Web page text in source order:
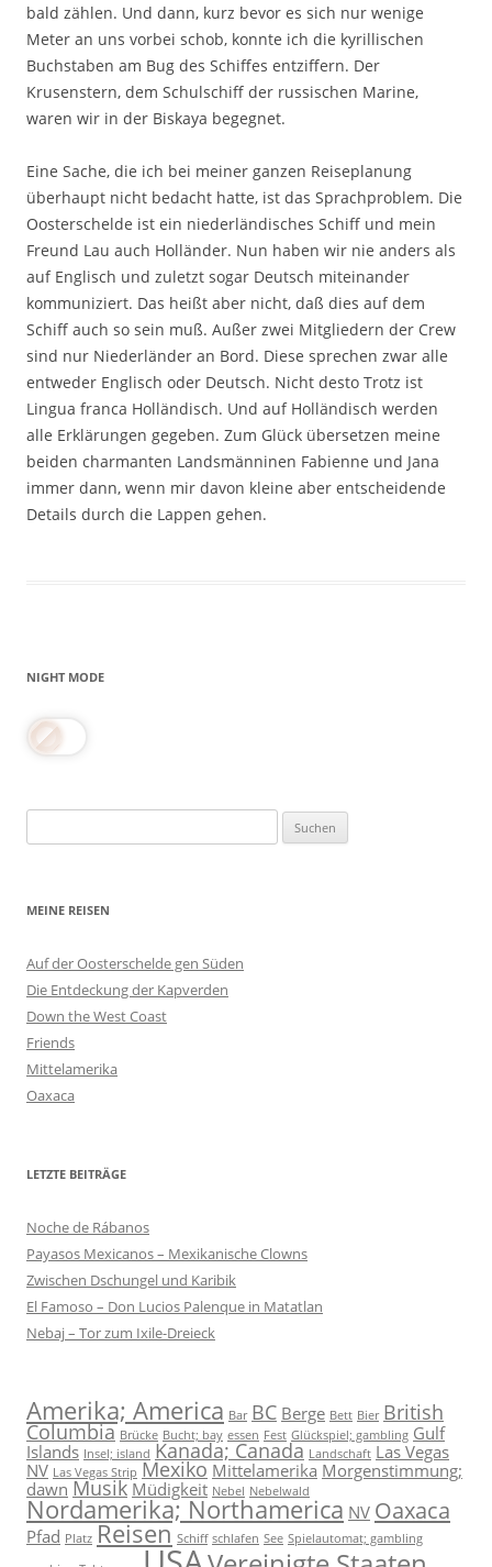
bald zählen. Und dann, kurz bevor es sich nur wenige
Meter an uns vorbei schob, konnte ich die kyrillischen
Buchstaben am Bug des Schiffes entziffern. Der
Krusenstern, dem Schulschiff der russischen Marine,
waren wir in der Biskaya begegnet.
Eine Sache, die ich bei meiner ganzen Reiseplanung
überhaupt nicht bedacht hatte, ist das Sprachproblem. Die
Oosterschelde ist ein niederländisches Schiff und mein
Freund Lau auch Holländer. Nun haben wir nie anders als
auf Englisch und zuletzt sogar Deutsch miteinander
kommuniziert. Das heißt aber nicht, daß dies auf dem
Schiff auch so sein muß. Außer zwei Mitgliedern der Crew
sind nur Niederländer an Bord. Diese sprechen zwar alle
entweder Englisch oder Deutsch. Nicht desto Trotz ist
Lingua franca Holländisch. Und auf Holländisch werden
alle Erklärungen gegeben. Zum Glück übersetzen meine
beiden charmanten Landsmänninen Fabienne und Jana
immer dann, wenn mir davon kleine aber entscheidende
Details durch die Lappen gehen.
NIGHT MODE
nach:
MEINE REISEN
Auf der Oosterschelde gen Süden
Die Entdeckung der Kapverden
Down the West Coast
Friends
Mittelamerika
Oaxaca
LETZTE BEITRÄGE
Noche de Rábanos
Payasos Mexicanos – Mexikanische Clowns
Zwischen Dschungel und Karibik
El Famoso – Don Lucios Palenque in Matatlan
Nebaj – Tor zum Ixile-Dreieck
Amerika; America Bar BC Berge Bett Bier British
Columbia Brücke Bucht; bay essen Fest Glückspiel; gambling Gulf
Islands Insel; island Kanada; Canada Landschaft Las Vegas
NV Las Vegas Strip Mexiko Mittelamerika Morgenstimmung;
dawn Musik Müdigkeit Nebel Nebelwald
Nordamerika; Northamerica NV Oaxaca
Pfad Platz Reisen Schiff schlafen See Spielautomat; gambling